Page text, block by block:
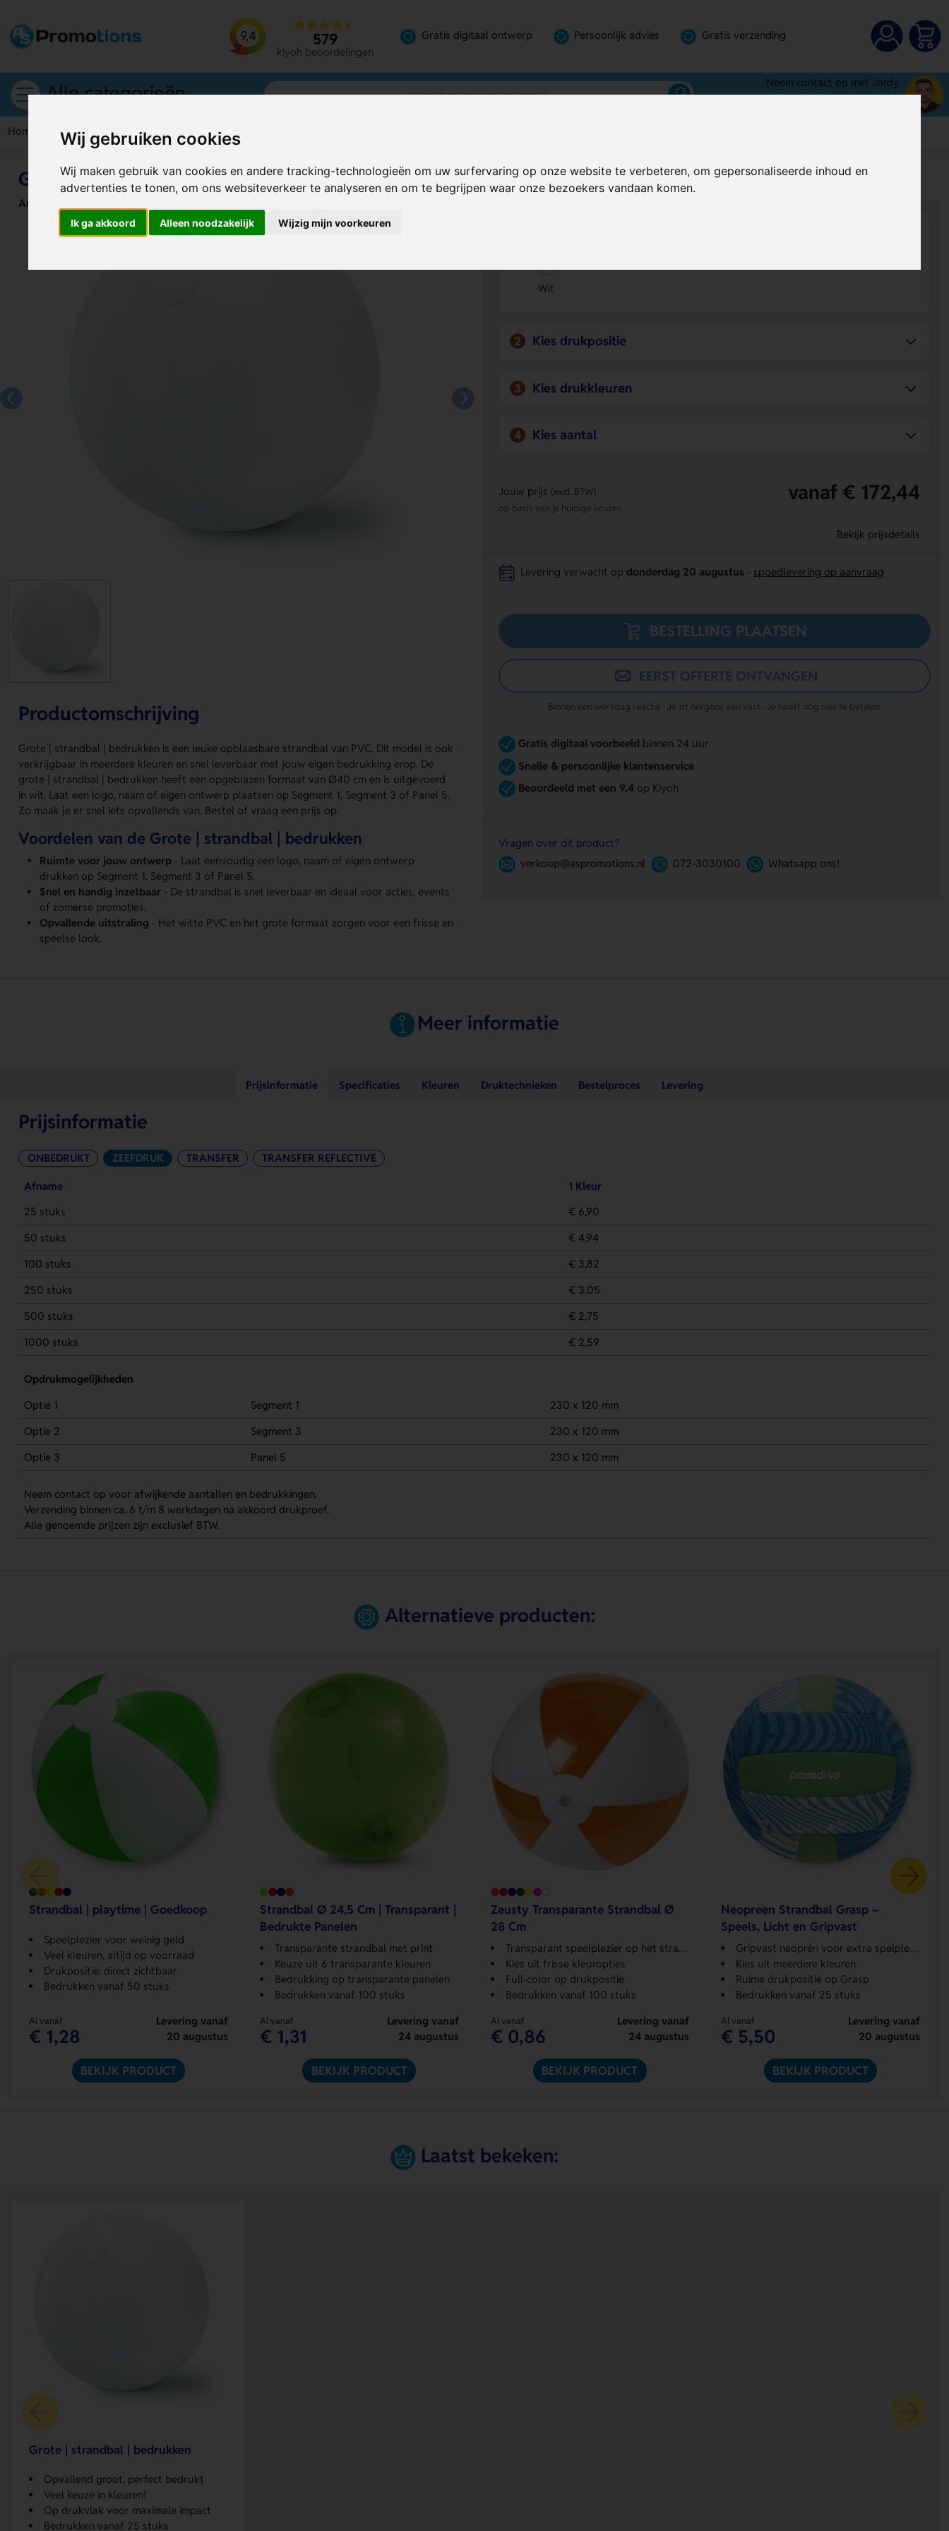
Wij gebruiken cookies
Wij maken gebruik van cookies en andere tracking-technologieën om uw surfervaring op onze website te verbeteren, om gepersonaliseerde inhoud en
advertenties te tonen, om ons websiteverkeer te analyseren en om te begrijpen waar onze bezoekers vandaan komen.
Ik ga akkoord Alleen noodzakelijk Wijzig mijn voorkeuren
9,4 579
kiyoh beoordelingen
Gratis digitaal ontwerp Persoonlijk advies Gratis verzending
Alle categorieën
Neem contact op met Jordy
072-3030100
Home Strandballen Grote | strandbal | bedrukken
Grote | strandbal | bedrukken
Artikelnummer:
Productomschrijving
Grote | strandbal | bedrukken is een leuke opblaasbare strandbal van PVC. Dit model is ook
verkrijgbaar in meerdere kleuren en snel leverbaar met jouw eigen bedrukking erop. De
grote | strandbal | bedrukken heeft een opgeblazen formaat van Ø40 cm en is uitgevoerd
in wit. Laat een logo, naam of eigen ontwerp plaatsen op Segment 1, Segment 3 of Panel 5.
Zo maak je er snel iets opvallends van. Bestel of vraag een prijs op.
Voordelen van de Grote | strandbal | bedrukken
Ruimte voor jouw ontwerp - Laat eenvoudig een logo, naam of eigen ontwerp
drukken op Segment 1, Segment 3 of Panel 5.
Snel en handig inzetbaar - De strandbal is snel leverbaar en ideaal voor acties, events
of zomerse promoties.
Opvallende uitstraling - Het witte PVC en het grote formaat zorgen voor een frisse en
speelse look.
Bereken mijn prijs Al vanaf€ 2,59 per stuk (excl. BTW)
Wit
2 Kies drukpositie
3 Kies drukkleuren
4 Kies aantal
Jouw prijs (excl. BTW) vanaf € 172,44
op basis van je huidige keuzes
Bekijk prijsdetails
Levering verwacht op donderdag 20 augustus spoedlevering op aanvraag
BESTELLING PLAATSEN
EERST OFFERTE ONTVANGEN
Binnen één werkdag reactie · Je zit nergens aan vast · Je hoeft nog niet te betalen
Gratis digitaal voorbeeldbinnen 24 uur
Snelle & persoonlijke klantenservice
Beoordeeld met een 9,4op Kiyoh
Vragen over dit product?
verkoop@aspromotions.nl
072-3030100 Whatsapp ons!
Meer informatie
Prijsinformatie Specificaties Kleuren Druktechnieken Bestelproces Levering
Prijsinformatie
ONBEDRUKT ZEEFDRUK TRANSFER TRANSFER REFLECTIVE
Afname
1 Kleur
25 stuks
€ 6,90
50 stuks
€ 4,94
100 stuks
€ 3,82
250 stuks
€ 3,05
500 stuks
€ 2,75
1000 stuks
€ 2,59
Opdrukmogelijkheden
Optie 1
Segment 1
230 x 120 mm
Optie 2
Segment 3
230 x 120 mm
Optie 3
Panel 5 230 x 120 mm
Neem contact op voor afwijkende aantallen en bedrukkingen.
Verzending binnen ca. 6 t/m 8 werkdagen na akkoord drukproef.
Alle genoemde prijzen zijn exclusief BTW.
Alternatieve producten:
Strandbal | playtime | Goedkoop
Speelplezier voor weinig geld
Veel kleuren, altijd op voorraad
Drukpositie: direct zichtbaar
Bedrukken vanaf 50 stuks
Al vanaf
€ 1,28
Levering vanaf
20 augustus
BEKIJK PRODUCT
Strandbal Ø 24,5 Cm | Transparant |
Bedrukte Panelen
Transparante strandbal met print
Keuze uit 6 transparante kleuren
Bedrukking op transparante panelen
Bedrukken vanaf 100 stuks
Al vanaf
€ 1,31
Levering vanaf
24 augustus
BEKIJK PRODUCT
Zeusty Transparante Strandbal Ø
28 Cm
Transparant speelplezier op het strand
Kies uit frisse kleuropties
Full-color op drukpositie
Bedrukken vanaf 100 stuks
Al vanaf
€ 0,86
Levering vanaf
24 augustus
BEKIJK PRODUCT
Neopreen Strandbal Grasp –
Speels, Licht en Gripvast
Gripvast neoprén voor extra spelplezier
Kies uit meerdere kleuren
Ruime drukpositie op Grasp
Bedrukken vanaf 25 stuks
Al vanaf
€ 5,50
Levering vanaf
20 augustus
BEKIJK PRODUCT
Laatst bekeken:
Grote | strandbal | bedrukken
Opvallend groot, perfect bedrukt
Veel keuze in kleuren!
Op drukvlak voor maximale impact
Bedrukken vanaf 25 stuks